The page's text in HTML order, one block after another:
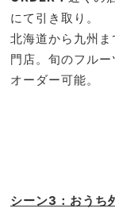
にて引き取り。
北海道から九州
門店。旬のフル
オーダー可能。
シーン3：おうち